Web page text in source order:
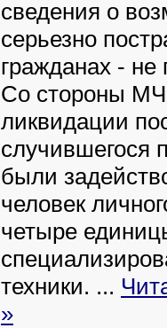
сведения о
серьезно
гражданах - не
Со стороны
ликвидации
случившегося
были
человек
четыре
техники. ...
»